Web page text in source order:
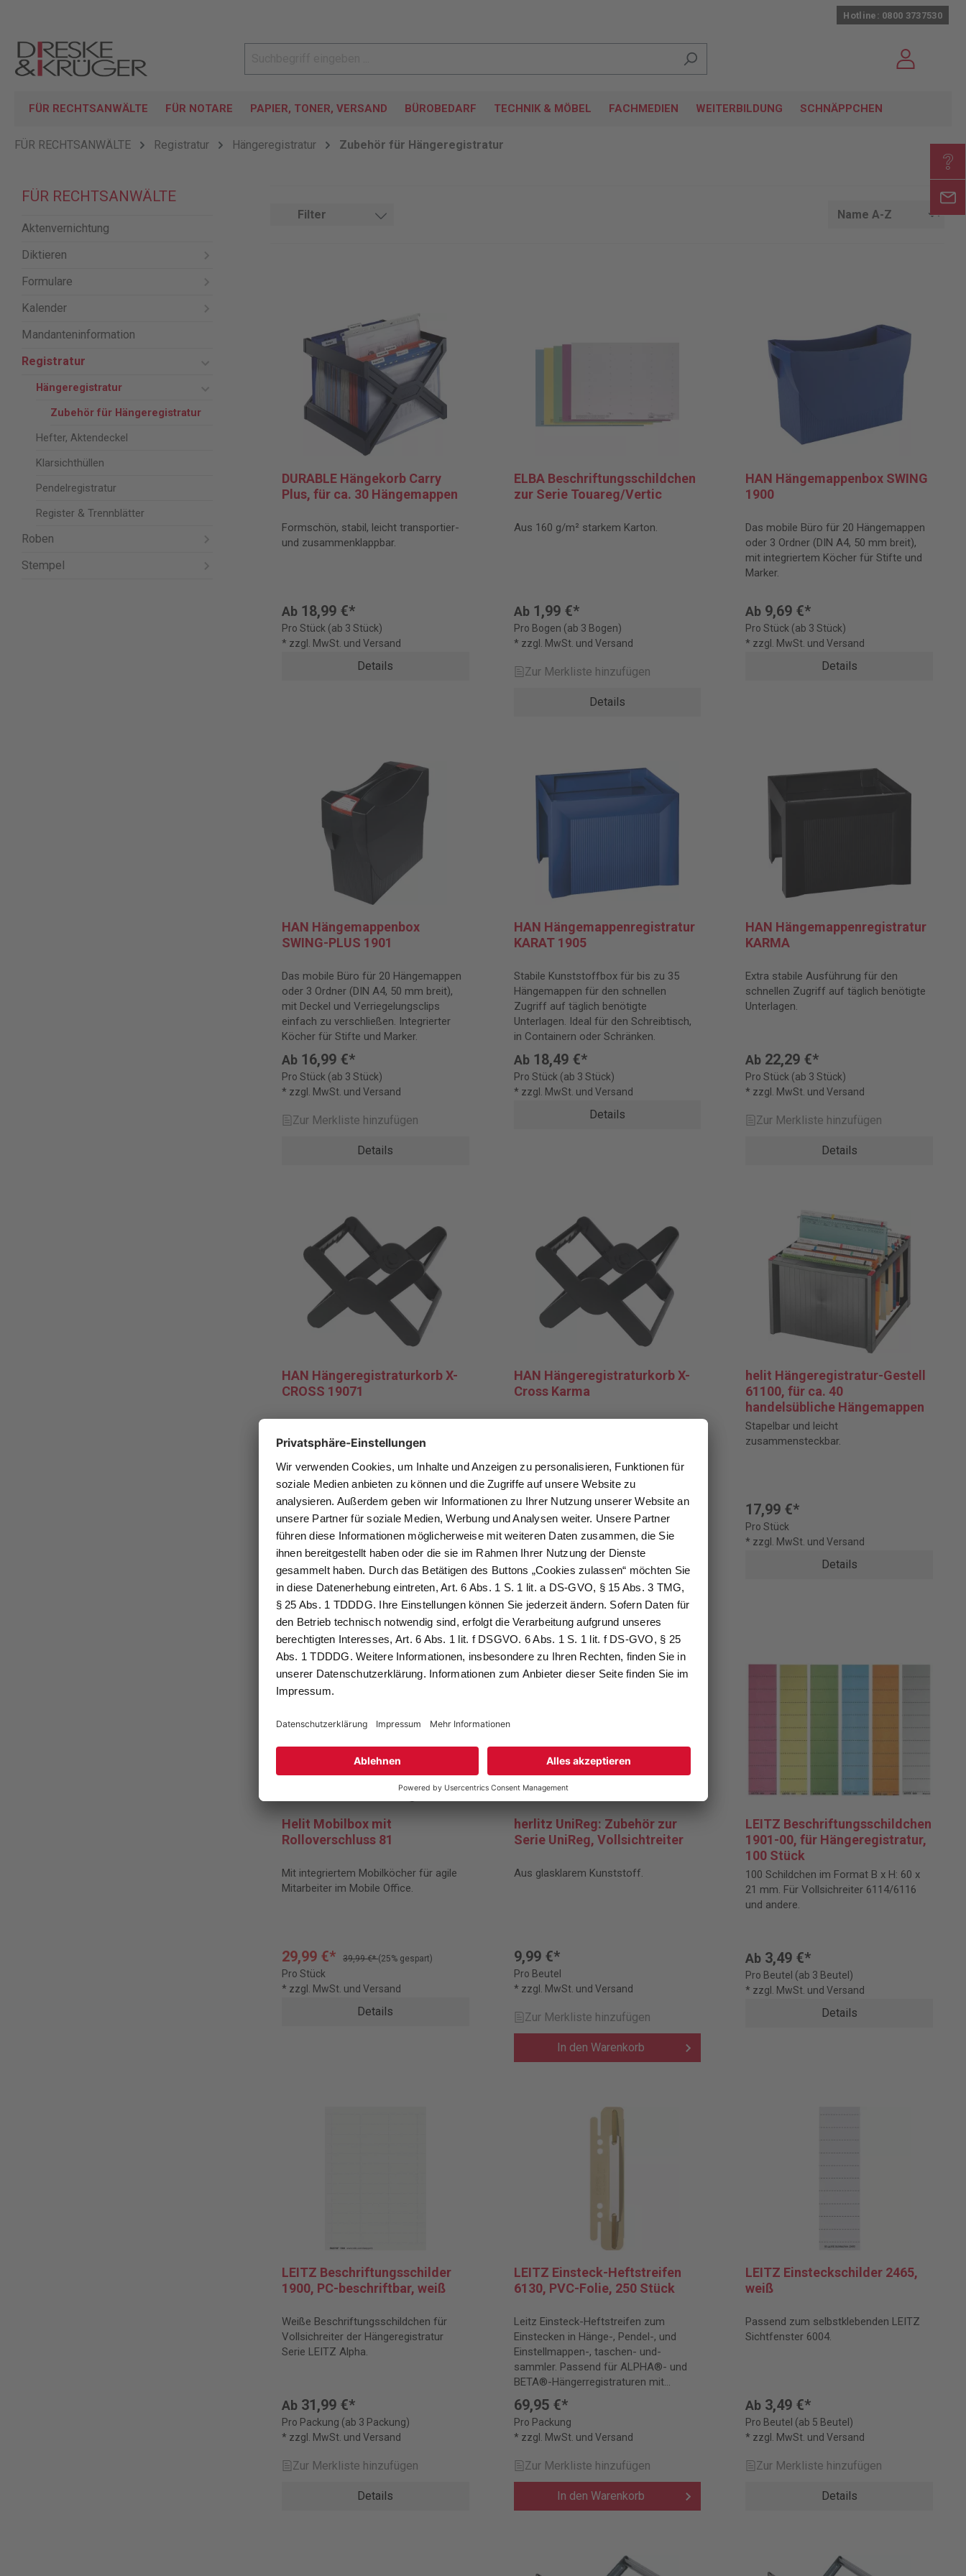
Hotline: 0800 3737530
FÜR RECHTSANWÄLTE FÜR NOTARE PAPIER, TONER, VERSAND BÜROBEDARF TECHNIK & MÖBEL FACHMEDIEN WEITERBILDUNG SCHNÄPPCHEN
FÜR RECHTSANWÄLTE Registratur Hängeregistratur Zubehör für Hängeregistratur
FÜR RECHTSANWÄLTE
Aktenvernichtung
Diktieren
Formulare
Kalender
Mandanteninformation
Registratur
Hängeregistratur
Zubehör für Hängeregistratur
Hefter, Aktendeckel
Klarsichthüllen
Pendelregistratur
Register & Trennblätter
Roben
Stempel
Filter
DURABLE Hängekorb Carry
Plus, für ca. 30 Hängemappen
Formschön, stabil, leicht transportier-
und zusammenklappbar.
Ab 18,99 €*
Pro Stück (ab 3 Stück)
* zzgl. MwSt. und Versand
Details
ELBA Beschriftungsschildchen
zur Serie Touareg/Vertic
Aus 160 g/m² starkem Karton.
Ab1,99 €*
Pro Bogen (ab 3 Bogen)
* zzgl. MwSt. und Versand
Zur Merkliste hinzufügen
Details
HAN Hängemappenbox SWING
1900
Das mobile Büro für 20 Hängemappen
oder 3 Ordner (DIN A4, 50 mm breit),
mit integriertem Köcher für Stifte und
Marker.
Ab 9,69 €*
Pro Stück (ab 3 Stück)
* zzgl. MwSt. und Versand
Details
HAN Hängemappenbox
SWING-PLUS 1901
Das mobile Büro für 20 Hängemappen
oder 3 Ordner (DIN A4, 50 mm breit),
mit Deckel und Verriegelungsclips
einfach zu verschließen. Integrierter
Köcher für Stifte und Marker.
Ab 16,99 €*
Pro Stück (ab 3 Stück)
* zzgl. MwSt. und Versand
Zur Merkliste hinzufügen
Details
HAN Hängemappenregistratur
KARAT 1905
Stabile Kunststoffbox für bis zu 35
Hängemappen für den schnellen
Zugriff auf täglich benötigte
Unterlagen. Ideal für den Schreibtisch,
in Containern oder Schränken.
Ab18,49 €*
Pro Stück (ab 3 Stück)
* zzgl. MwSt. und Versand
Details
HAN Hängemappenregistratur
KARMA
Extra stabile Ausführung für den
schnellen Zugriff auf täglich benötigte
Unterlagen.
Ab 22,29 €*
Pro Stück (ab 3 Stück)
* zzgl. MwSt. und Versand
Zur Merkliste hinzufügen
Details
HAN Hängeregistraturkorb X-
CROSS 19071
Kunststoffgestell für bis zu 35
Schreibtisch, in Containern oder
Schränken.
Ab15,39 €*
Pro Stück (ab 3 Stück)
* zzgl. MwSt. und Versand
Details
HAN Hängeregistraturkorb X-
Cross Karma
produziert aus 80 – 100 % Post-
consumer Recycling-Kunststoff.
Ab15,49 €*
Pro Stück (ab 3 Stück)
* zzgl. MwSt. und Versand
Zur Merkliste hinzufügen
Details
helit Hängeregistratur-Gestell
61100, für ca. 40
handelsübliche Hängemappen
Stapelbar und leicht
zusammensteckbar.
17,99 €*
Pro Stück
* zzgl. MwSt. und Versand
Details
Helit Mobilbox mit
Rolloverschluss 81
Mit integriertem Mobilköcher für agile
Mitarbeiter im Mobile Office.
29,99 €* 39,99 €*(25% gespart)
Pro Stück
* zzgl. MwSt. und Versand
Details
herlitz UniReg: Zubehör zur
Serie UniReg, Vollsichtreiter
Aus glasklarem Kunststoff.
9,99 €*
Pro Beutel
* zzgl. MwSt. und Versand
Zur Merkliste hinzufügen
In den Warenkorb
LEITZ Beschriftungsschildchen
1901-00, für Hängeregistratur,
100 Stück
100 Schildchen im Format B x H: 60 x
21 mm. Für Vollsichreiter 6114/6116
und andere.
Ab 3,49 €*
Pro Beutel (ab 3 Beutel)
* zzgl. MwSt. und Versand
Details
LEITZ Beschriftungsschilder
1900, PC-beschriftbar, weiß
Weiße Beschriftungsschildchen für
Vollsichreiter der Hängeregistratur
Serie LEITZ Alpha.
Ab 31,99 €*
Pro Packung (ab 3 Packung)
* zzgl. MwSt. und Versand
Zur Merkliste hinzufügen
Details
LEITZ Einsteck-Heftstreifen
6130, PVC-Folie, 250 Stück
Leitz Einsteck-Heftstreifen zum
Einstecken in Hänge-, Pendel-, und
Einstellmappen-, taschen- und-
sammler. Passend für ALPHA®- und
BETA®-Hängerregistraturen mit
Lochung 6 + 8 cm.
69,95 €*
Pro Packung
* zzgl. MwSt. und Versand
Zur Merkliste hinzufügen
In den Warenkorb
LEITZ Einsteckschilder 2465,
weiß
Passend zum selbstklebenden LEITZ
Sichtfenster 6004.
Ab 3,49 €*
Pro Beutel (ab 5 Beutel)
* zzgl. MwSt. und Versand
Zur Merkliste hinzufügen
Details